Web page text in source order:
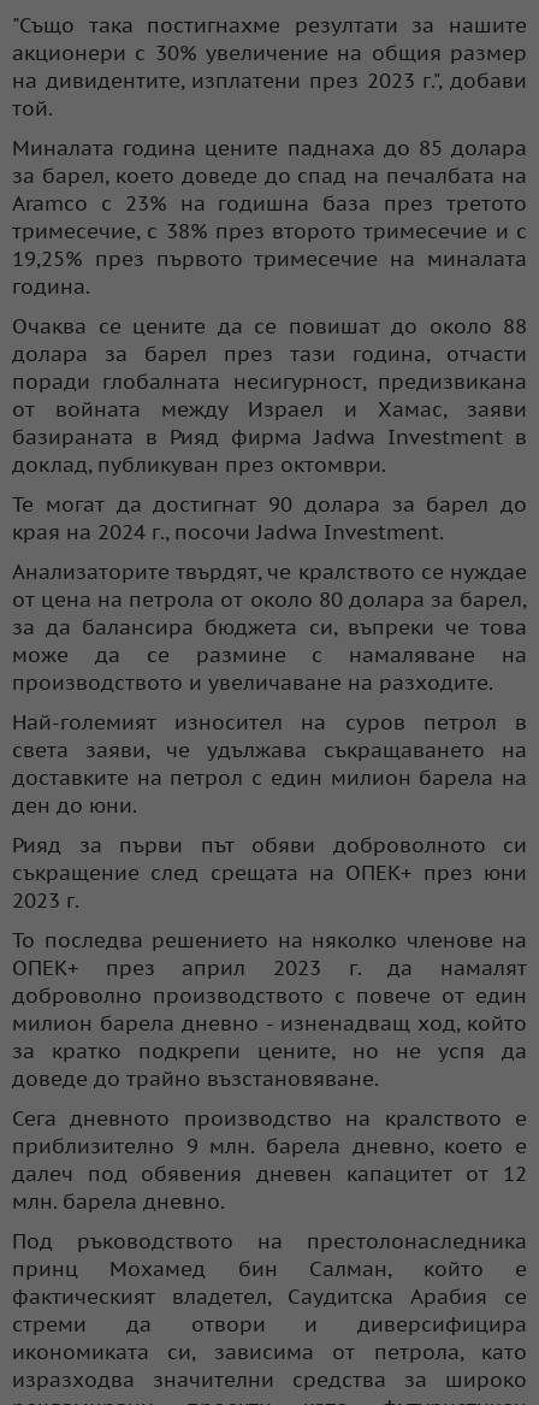
"Също така постигнахме резултати за нашите
акционери с 30% увеличение на общия размер
на дивидентите, изплатени през 2023 г.", добави
той.
Миналата година цените паднаха до 85 долара
за барел, което доведе до спад на печалбата на
Aramco с 23% на годишна база през третото
тримесечие, с 38% през второто тримесечие и с
19,25% през първото тримесечие на миналата
година.
Очаква се цените да се повишат до около 88
долара за барел през тази година, отчасти
поради глобалната несигурност, предизвикана
от войната между Израел и Хамас, заяви
базираната в Рияд фирма Jadwa Investment в
доклад, публикуван през октомври.
Те могат да достигнат 90 долара за барел до
края на 2024 г., посочи Jadwa Investment.
Анализаторите твърдят, че кралството се нуждае
от цена на петрола от около 80 долара за барел,
за да балансира бюджета си, въпреки че това
може да се размине с намаляване на
производството и увеличаване на разходите.
Най-големият износител на суров петрол в
света заяви, че удължава съкращаването на
доставките на петрол с един милион барела на
ден до юни.
Рияд за първи път обяви доброволното си
съкращение след срещата на ОПЕК+ през юни
2023 г.
То последва решението на няколко членове на
ОПЕК+ през април 2023 г. да намалят
доброволно производството с повече от един
милион барела дневно - изненадващ ход, който
за кратко подкрепи цените, но не успя да
доведе до трайно възстановяване.
Сега дневното производство на кралството е
приблизително 9 млн. барела дневно, което е
далеч под обявения дневен капацитет от 12
млн. барела дневно.
Под ръководството на престолонаследника
принц Мохамед бин Салман, който е
фактическият владетел, Саудитска Арабия се
стреми да отвори и диверсифицира
икономиката си, зависима от петрола, като
изразходва значителни средства за широко